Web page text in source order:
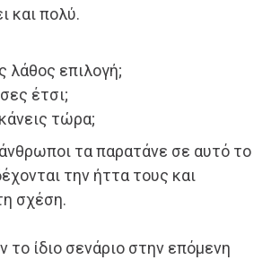
και πολύ.
επιλογή;
έτσι;
τώρα;
τα παρατάνε σε αυτό το
την ήττα τους και
σχέση.
το ίδιο σενάριο στην επόμενη